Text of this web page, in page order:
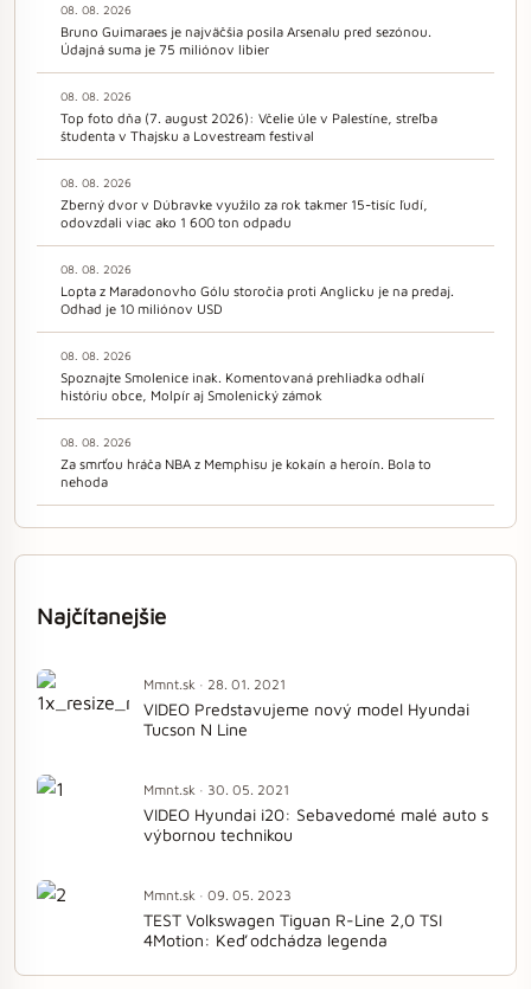
08. 08. 2026
Bruno Guimaraes je najväčšia posila Arsenalu pred sezónou.
Údajná suma je 75 miliónov libier
08. 08. 2026
Top foto dňa (7. august 2026): Včelie úle v Palestíne, streľba
študenta v Thajsku a Lovestream festival
08. 08. 2026
Zberný dvor v Dúbravke využilo za rok takmer 15-tisíc ľudí,
odovzdali viac ako 1 600 ton odpadu
08. 08. 2026
Lopta z Maradonovho Gólu storočia proti Anglicku je na predaj.
Odhad je 10 miliónov USD
08. 08. 2026
Spoznajte Smolenice inak. Komentovaná prehliadka odhalí
históriu obce, Molpír aj Smolenický zámok
08. 08. 2026
Za smrťou hráča NBA z Memphisu je kokaín a heroín. Bola to
nehoda
Najčítanejšie
Mmnt.sk · 28. 01. 2021
VIDEO Predstavujeme nový model Hyundai
Tucson N Line
Mmnt.sk · 30. 05. 2021
VIDEO Hyundai i20: Sebavedomé malé auto s
výbornou technikou
Mmnt.sk · 09. 05. 2023
TEST Volkswagen Tiguan R-Line 2,0 TSI
4Motion: Keď odchádza legenda